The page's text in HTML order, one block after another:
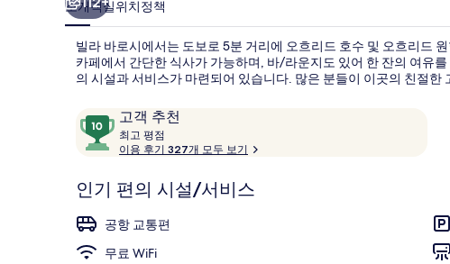
소개객실위치정책
빌라 바로시에서는 도보로 5분 거리에 오흐리드 호수 및 오흐리드
카페에서 간단한 식사가 가능하며, 바/라운지도 있어 한 잔의 여유
의 시설과 서비스가 마련되어 있습니다. 많은 분들이 이곳의 친절한
이
용
후
고객 추천
10
점
만
중
10
점,
고
최고 평점
고
평
점
이용 후기 327개 모두 보기
인기 편의 시설/서비스
공항 교통편
무료 WiFi